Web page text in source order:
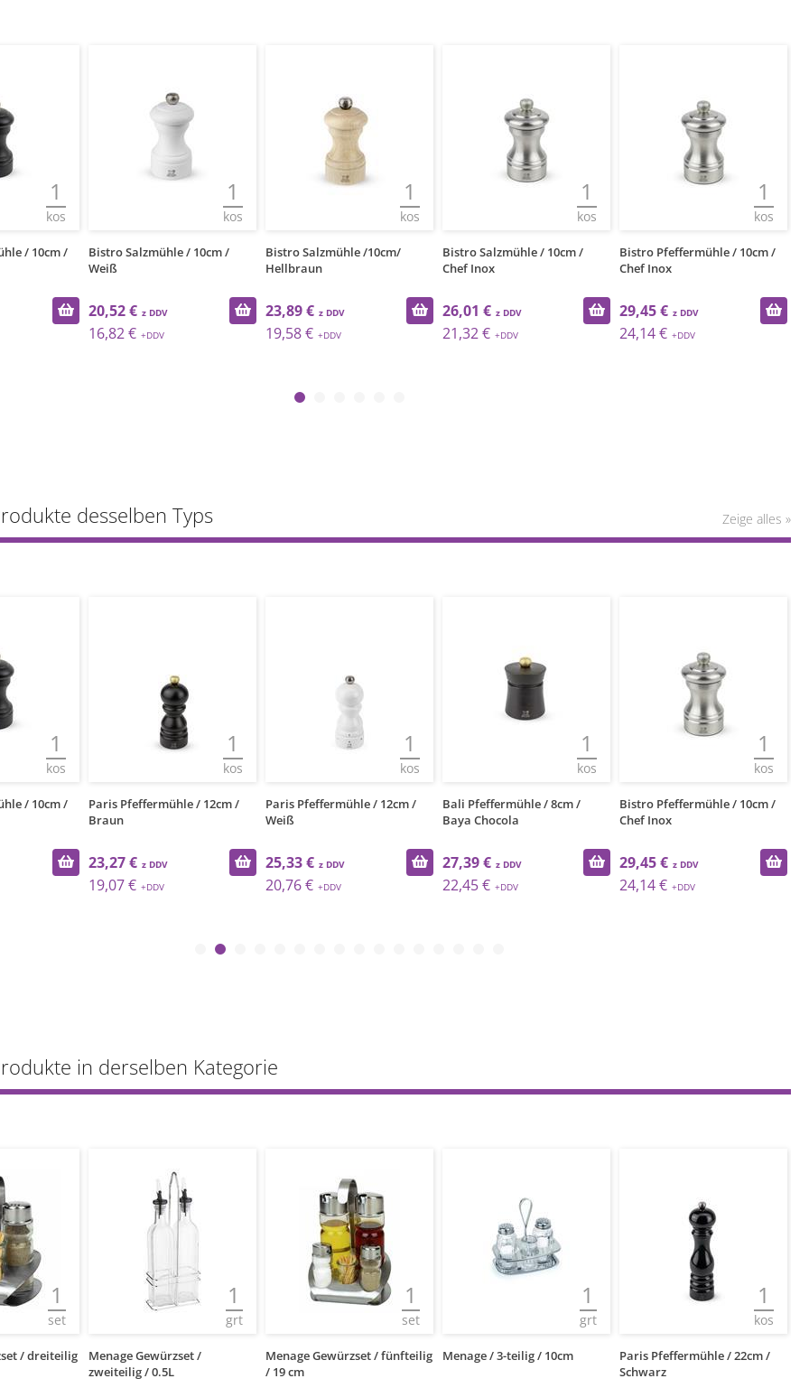
1
kos
/ 10cm /
1
kos
Bistro Salzmühle / 10cm /
Weiß
20,52 €
16,82 €
1
kos
Bistro Salzmühle /10cm/
Hellbraun
23,89 €
19,58 €
1
kos
Bistro Salzmühle / 10cm /
Chef Inox
26,01 €
21,32 €
1
kos
Bistro Pfeffermühle / 10cm /
Chef Inox
29,45 €
24,14 €
desselben Typs Zeige alles »
1
kos
/ 10cm /
1
kos
Paris Pfeffermühle / 12cm /
Braun
23,27 €
19,07 €
1
kos
Paris Pfeffermühle / 12cm /
Weiß
25,33 €
20,76 €
1
kos
Bali Pfeffermühle / 8cm /
Baya Chocola
27,39 €
22,45 €
1
kos
Bistro Pfeffermühle / 10cm /
Chef Inox
29,45 €
24,14 €
in derselben Kategorie
1
set
/ dreiteilig
1
grt
Menage Gewürzset /
zweiteilig / 0.5L
1
set
Menage Gewürzset / fünfteilig
/ 19 cm
1
grt
Menage / 3-teilig / 10cm
1
kos
Paris Pfeffermühle / 22cm /
Schwarz